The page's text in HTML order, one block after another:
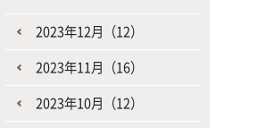
2023年12月（12）
2023年11月（16）
2023年10月（12）